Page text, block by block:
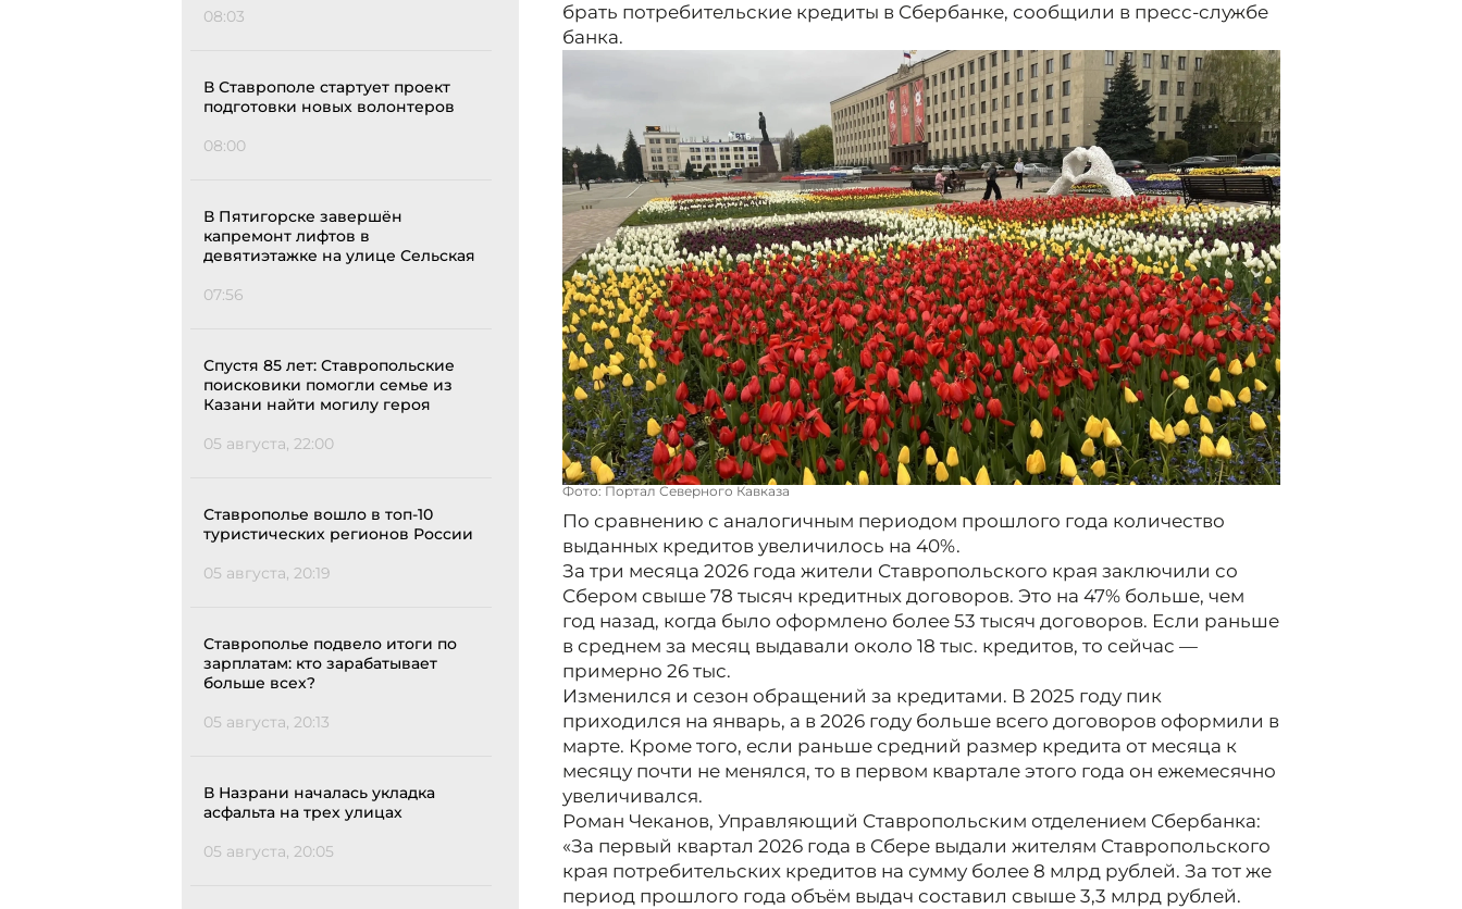
08:03
В Ставрополе стартует проект
подготовки новых волонтеров
08:00
В Пятигорске завершён
капремонт лифтов в
девятиэтажке на улице Сельская
07:56
Спустя 85 лет: Ставропольские
поисковики помогли семье из
Казани найти могилу героя
05 августа, 22:00
Ставрополье вошло в топ-10
туристических регионов России
05 августа, 20:19
Ставрополье подвело итоги по
зарплатам: кто зарабатывает
больше всех?
05 августа, 20:13
В Назрани началась укладка
асфальта на трех улицах
05 августа, 20:05
брать потребительские кредиты в Сбербанке, сообщили в пресс-службе
банка.
Фото: Портал Северного Кавказа
По сравнению с аналогичным периодом прошлого года количество
выданных кредитов увеличилось на 40%.
За три месяца 2026 года жители Ставропольского края заключили со
Сбером свыше 78 тысяч кредитных договоров. Это на 47% больше, чем
год назад, когда было оформлено более 53 тысяч договоров. Если раньше
в среднем за месяц выдавали около 18 тыс. кредитов, то сейчас —
примерно 26 тыс.
Изменился и сезон обращений за кредитами. В 2025 году пик
приходился на январь, а в 2026 году больше всего договоров оформили в
марте. Кроме того, если раньше средний размер кредита от месяца к
месяцу почти не менялся, то в первом квартале этого года он ежемесячно
увеличивался.
Роман Чеканов, Управляющий Ставропольским отделением Сбербанка:
«За первый квартал 2026 года в Сбере выдали жителям Ставропольского
края потребительских кредитов на сумму более 8 млрд рублей. За тот же
период прошлого года объём выдач составил свыше 3,3 млрд рублей.